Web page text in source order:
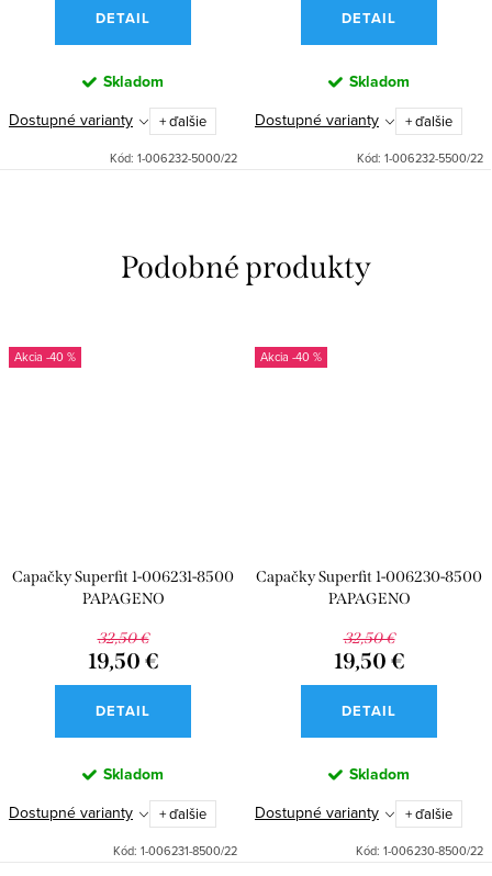
DETAIL
Skladom
Dostupné varianty + ďalšie
Kód: 1-006232-5000/22
DETAIL
Skladom
Dostupné varianty + ďalšie
Kód: 1-006232-5500/22
-40 %
Capačky Superfit 1-006231-8500
PAPAGENO
32,50 €
19,50 €
DETAIL
Skladom
Dostupné varianty + ďalšie
Kód: 1-006231-8500/22
-40 %
Capačky Superfit 1-006230-8500
PAPAGENO
32,50 €
19,50 €
DETAIL
Skladom
Dostupné varianty + ďalšie
Kód: 1-006230-8500/22